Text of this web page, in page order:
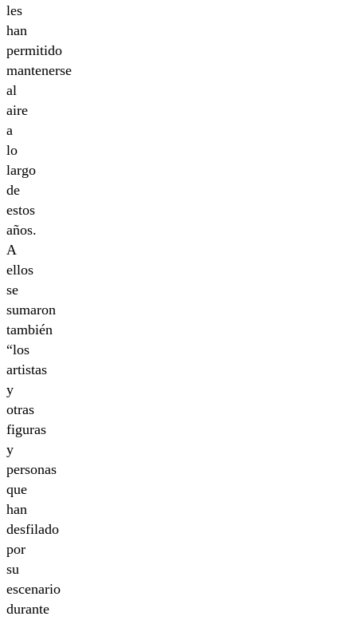
les
han
permitido
mantenerse
al
aire
a
lo
largo
de
estos
años.
A
ellos
se
sumaron
también
“los
artistas
y
otras
figuras
y
personas
que
han
desfilado
por
su
escenario
durante